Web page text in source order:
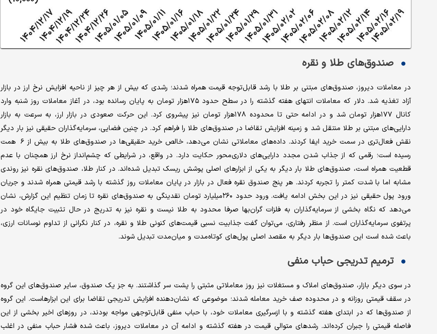
صندوق‌های طلا و نقره
در معاملات دیروز، صندوق‌های مبتنی بر طلا با رشد قابل‌توجه قیمت همراه شدند؛ رشدی که بیش از هر چیز از ناحیه افزایش نرخ ارز در بازار
آزاد تغذیه شد. دلار که معاملات انتهای هفته گذشته را در سطح حدود ۱۷۵هزار تومان به پایان رسانده بود، در آغاز معاملات روز شنبه وارد
کانال ۱۷۷هزار تومان شد و در ادامه حتی تا محدوده ۱۷۸هزار تومان نیز پیشروی کرد. این حرکت صعودی در بازار ارز، به سرعت به بازار
دارایی‌های مبتنی بر طلا منتقل شد و زمینه افزایش تقاضا در صندوق‌های طلا را فراهم کرد. در چنین فضایی، سرمایه‌گذاران حقیقی نیز بار دیگر
نقش فعال‌تری در سمت خرید ایفا کردند. داده‌های معاملاتی نشان می‌دهد، خالص خرید حقیقی‌ها در صندوق‌های طلا به بیش از ۶ همت
رسیده است؛ رقمی که از جذاب شدن مجدد دارایی‌های دلاری‌محور حکایت دارد. در واقع، در شرایطی که چشم‌انداز نرخ ارز همچنان با عدم
قطعیت همراه است، صندوق‌های طلا بار دیگر به یکی از ابزارهای اصلی پوشش ریسک تبدیل شده‌اند. در کنار طلا، صندوق‌های نقره نیز روندی
مشابه اما با شدت کمتر را تجربه کردند. هر پنج صندوق نقره فعال در بازار در پایان معاملات روز گذشته با رشد قیمتی همراه شدند و جریان
ورود پول حقیقی نیز در این بخش ادامه یافت. ورود حدود ۲۶۰میلیارد تومان نقدینگی به صندوق‌های نقره تا زمان تنظیم این گزارش، نشان
می‌دهد که نگاه بخشی از سرمایه‌گذاران به فلزات گران‌بها صرفا محدود به طلا نیست و نقره نیز به تدریج در حال تثبیت جایگاه خود در
پرتفوی سرمایه‌گذاران است. از منظر رفتاری، می‌توان گفت جذابیت نسبی قیمت‌های کنونی طلا و نقره، در کنار نگرانی از تداوم نوسانات ارزی،
باعث شده است این صندوق‌ها بار دیگر به مقصد اصلی پول‌های کوتاه‌مدت و میان‌مدت تبدیل شوند.
ترمیم تدریجی حباب منفی
در سوی دیگر بازار، صندوق‌های املاک و مستغلات نیز روز معاملاتی مثبتی را پشت سر گذاشتند. به جز یک صندوق، سایر صندوق‌های این گروه
در سقف قیمتی روزانه و در محدوده صف خرید معامله شدند؛ موضوعی که نشان‌دهنده افزایش تدریجی تقاضا برای این ابزارهاست. این گروه
از صندوق‌ها که در ابتدای هفته گذشته و با ازسرگیری معاملات خود، با حباب منفی قابل‌توجهی مواجه بودند، در روزهای اخیر بخشی از این
فاصله قیمتی را جبران کرده‌اند. رشدهای متوالی قیمت در هفته گذشته و ادامه آن در معاملات دیروز، باعث شده فشار حباب منفی در اغلب